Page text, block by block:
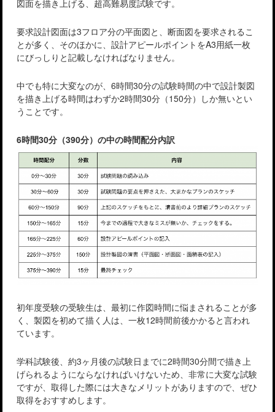
図面を描き上げる、超高難易度試験です。
要求設計図面は3フロア分の平面図と、断面図を要求されるこ
とが多く、そのほかに、設計アピールポイントをA3用紙一枚
にびっしりと記載しなければなりません。
中でも特に大変なのが、6時間30分の試験時間の中で設計製図
を描き上げる時間はわずか2時間30分（150分）しか無いとい
うことです。
6時間30分（390分）の中の時間配分内訳
初年度受験の受験生は、最初に作図時間に悩まされることが多
く、製図を初めて描く人は、一枚12時間前後かかると言われ
ています。
学科試験後、約3ヶ月後の試験日までに2時間30分間で描き上
げられるようにならなければいけないため、非常に大変な試験
ですが、取得した際には大きなメリットがありますので、ぜひ
取得をおすすめします。